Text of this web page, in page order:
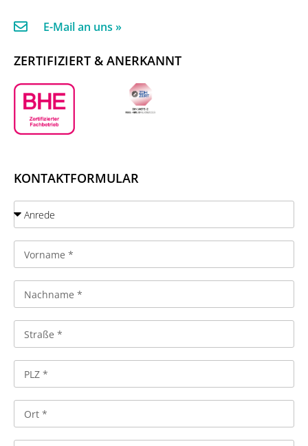
E-Mail an uns »
ZERTIFIZIERT & ANERKANNT
KONTAKTFORMULAR